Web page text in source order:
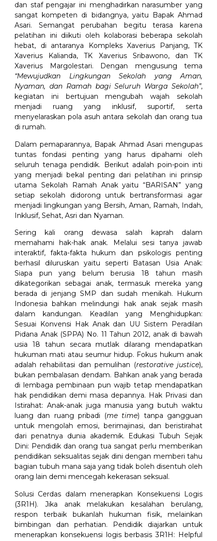
dan staf pengajar ini menghadirkan narasumber yang
sangat kompeten di bidangnya, yaitu Bapak Ahmad
Asari. Semangat perubahan begitu terasa karena
pelatihan ini diikuti oleh kolaborasi beberapa sekolah
hebat, di antaranya Kompleks Xaverius Panjang, TK
Xaverius Kalianda, TK Xaverius Sribawono, dan TK
Xaverius Margolestari. Dengan mengusung tema
“Mewujudkan Lingkungan Sekolah yang Aman,
Nyaman, dan Ramah bagi Seluruh Warga Sekolah”,
kegiatan ini bertujuan mengubah wajah sekolah
menjadi ruang yang inklusif, suportif, serta
menyelaraskan pola asuh antara sekolah dan orang tua
di rumah.
Dalam pemaparannya, Bapak Ahmad Asari mengupas
tuntas fondasi penting yang harus dipahami oleh
seluruh tenaga pendidik. Berikut adalah poin-poin inti
yang menjadi bekal penting dari pelatihan ini prinsip
utama Sekolah Ramah Anak yaitu “BARISAN” yang
setiap sekolah didorong untuk bertransformasi agar
menjadi lingkungan yang Bersih, Aman, Ramah, Indah,
Inklusif, Sehat, Asri dan Nyaman.
Sering kali orang dewasa salah kaprah dalam
memahami hak-hak anak. Melalui sesi tanya jawab
interaktif, fakta-fakta hukum dan psikologis penting
berhasil diluruskan yaitu seperti Batasan Usia Anak:
Siapa pun yang belum berusia 18 tahun masih
dikategorikan sebagai anak, termasuk mereka yang
berada di jenjang SMP dan sudah menikah. Hukum
Indonesia bahkan melindungi hak anak sejak masih
dalam kandungan. Keadilan yang Menghidupkan:
Sesuai Konvensi Hak Anak dan UU Sistem Peradilan
Pidana Anak (SPPA) No. 11 Tahun 2012, anak di bawah
usia 18 tahun secara mutlak dilarang mendapatkan
hukuman mati atau seumur hidup. Fokus hukum anak
adalah rehabilitasi dan pemulihan (restorative justice),
bukan pembalasan dendam. Bahkan anak yang berada
di lembaga pembinaan pun wajib tetap mendapatkan
hak pendidikan demi masa depannya. Hak Privasi dan
Istirahat: Anak-anak juga manusia yang butuh waktu
luang dan ruang pribadi (me time) tanpa gangguan
untuk mengolah emosi, berimajinasi, dan beristirahat
dari penatnya dunia akademik. Edukasi Tubuh Sejak
Dini: Pendidik dan orang tua sangat perlu memberikan
pendidikan seksualitas sejak dini dengan memberi tahu
bagian tubuh mana saja yang tidak boleh disentuh oleh
orang lain demi mencegah kekerasan seksual.
Solusi Cerdas dalam menerapkan Konsekuensi Logis
(3R1H). Jika anak melakukan kesalahan berulang,
respon terbaik bukanlah hukuman fisik, melainkan
bimbingan dan perhatian. Pendidik diajarkan untuk
menerapkan konsekuensi logis berbasis 3R1H: Helpful